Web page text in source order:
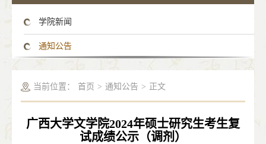
学院新闻
通知公告
当前位置： 首页 > 通知公告 > 正文
广西大学文学院2024年硕士研究生考生复
试成绩公示（调剂）